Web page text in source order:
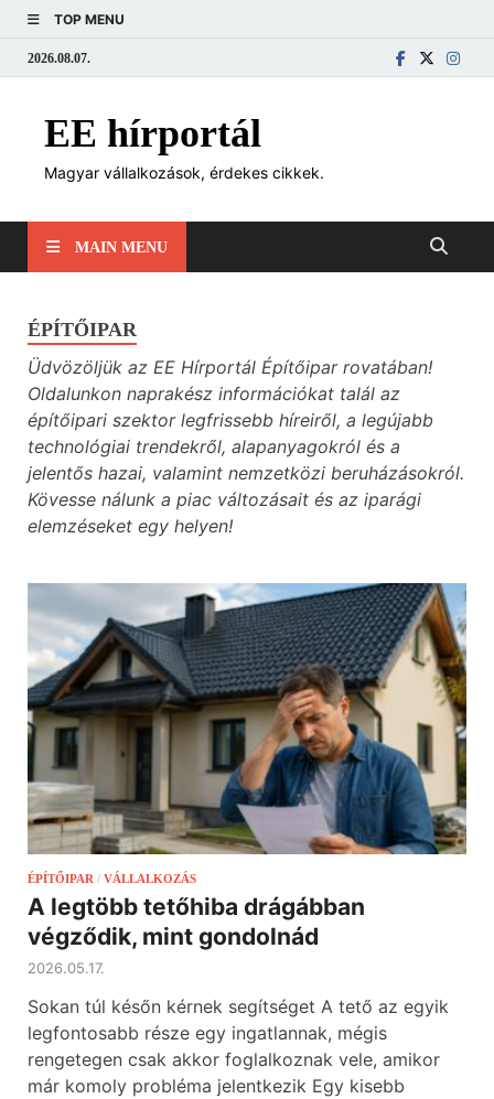
TOP MENU
2026.08.07.
EE hírportál
Magyar vállalkozások, érdekes cikkek.
MAIN MENU
ÉPÍTŐIPAR
Üdvözöljük az EE Hírportál Építőipar rovatában!
Oldalunkon naprakész információkat talál az
építőipari szektor legfrissebb híreiről, a legújabb
technológiai trendekről, alapanyagokról és a
jelentős hazai, valamint nemzetközi beruházásokról.
Kövesse nálunk a piac változásait és az iparági
elemzéseket egy helyen!
ÉPÍTŐIPAR / VÁLLALKOZÁS
A legtöbb tetőhiba drágábban
végződik, mint gondolnád
2026.05.17.
Sokan túl későn kérnek segítséget A tető az egyik
legfontosabb része egy ingatlannak, mégis
rengetegen csak akkor foglalkoznak vele, amikor
már komoly probléma jelentkezik Egy kisebb